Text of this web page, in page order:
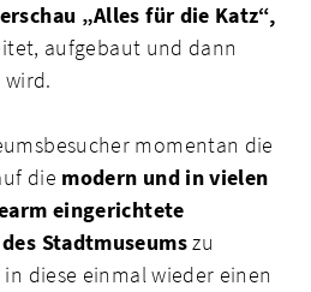
„Alles für die Katz“,
aufgebaut und dann
momentan die
die modern und in vielen
eingerichtete
Stadtmuseumszu
diese einmal wieder einen